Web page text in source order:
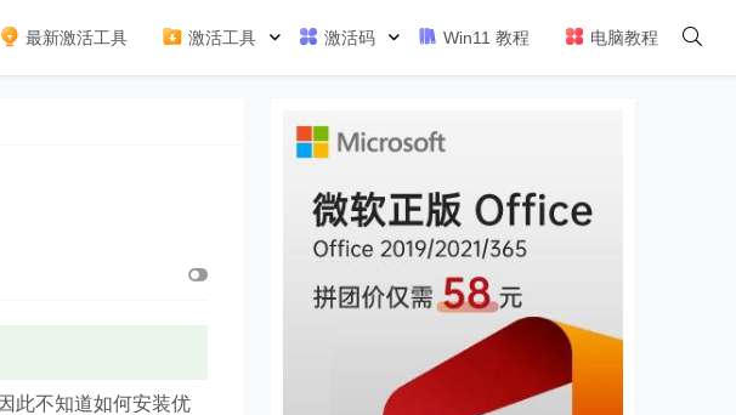
最新激活工具 激活工具 激活码 Win11 教程 电脑教程
此不知道如何安装优